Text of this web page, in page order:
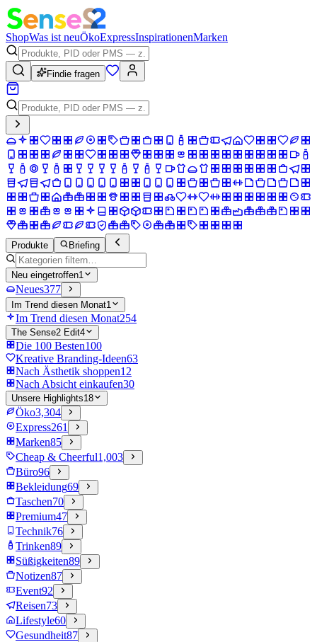
ShopWas ist neuÖkoExpressInspirationenMarken
Findie fragen
Produkte Briefing
Neu eingetroffen1
Neues377
Im Trend diesen Monat1
Im Trend diesen Monat254
The Sense2 Edit4
Die 100 Besten100
Kreative Branding-Ideen63
Nach Ästhetik shoppen12
Nach Absicht einkaufen30
Unsere Highlights18
Öko3,304
Express261
Marken85
Cheap & Cheerful1,003
Büro96
Bekleidung69
Taschen70
Premium47
Technik76
Trinken89
Süßigkeiten89
Notizen87
Event92
Reisen73
Lifestyle60
Gesundheit87